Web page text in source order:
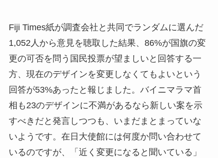
Fiji Times紙が調査会社と共同でランダムに選んだ
1,052人から意見を聴取した結果、86%が国旗の変
更の可否を問う国民投票が望ましいと回答する一
方、現在のデザインを変更しなくてもよいという
回答が53%あったと報じました。バイニマラマ首
相も23のデザインに不満があるなら新しい案を示
すべきだと発言しつつも、いまだまとまっていな
いようです。在日大使館には何度か問い合わせて
いるのですが、「近く変更になると聞いている」